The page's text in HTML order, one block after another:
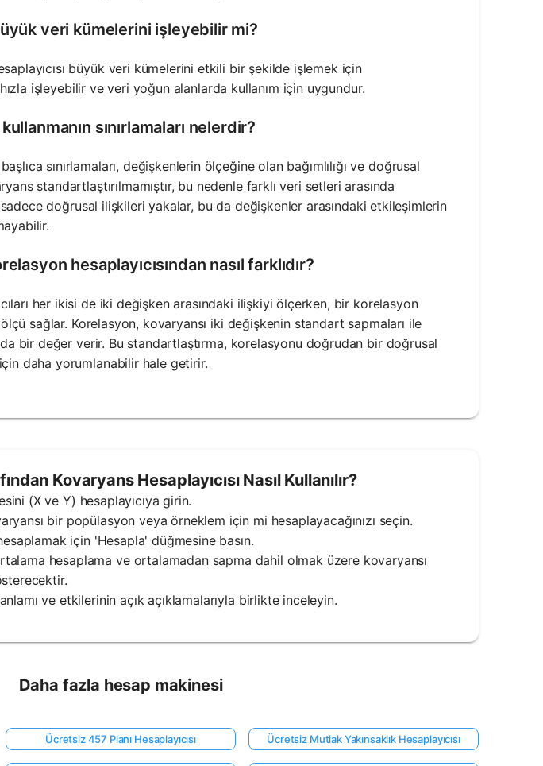
veri kümelerini işleyebilir mi?
büyük veri kümelerini etkili bir şekilde işlemek için
işleyebilir ve veri yoğun alanlarda kullanım için uygundur.
sınırlamaları nelerdir?
sınırlamaları, değişkenlerin ölçeğine olan bağımlılığı ve doğrusal
standartlaştırılmamıştır, bu nedenle farklı veri setleri arasında
sadece doğrusal ilişkileri yakalar, bu da değişkenler arasındaki etkileşimlerin
hesaplayıcısından nasıl farklıdır?
her ikisi de iki değişken arasındaki ilişkiyi ölçerken, bir korelasyon
ölçü sağlar. Korelasyon, kovaryansı iki değişkenin standart sapmaları ile
bir değer verir. Bu standartlaştırma, korelasyonu doğrudan bir doğrusal
daha yorumlanabilir hale getirir.
Kovaryans Hesaplayıcısı Nasıl Kullanılır?
(X ve Y) hesaplayıcıya girin.
bir popülasyon veya örneklem için mi hesaplayacağınızı seçin.
için 'Hesapla' düğmesine basın.
hesaplama ve ortalamadan sapma dahil olmak üzere kovaryansı
ve etkilerinin açık açıklamalarıyla birlikte inceleyin.
Daha fazla hesap makinesi
Ücretsiz 457 Planı Hesaplayıcısı Ücretsiz Mutlak Yakınsaklık Hesaplayıcısı